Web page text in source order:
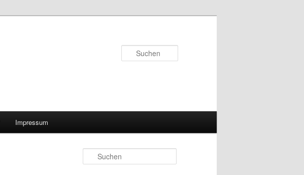
Impressum
u